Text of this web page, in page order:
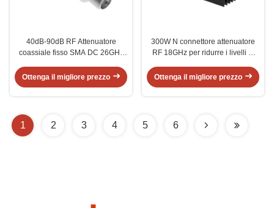
40dB-90dB RF Attenuatore
coassiale fisso SMA DC 26GHz
Ottenga il migliore prezzo
300W N connettore attenuatore
RF 18GHz per ridurre i livelli di
Ottenga il migliore prezzo
1 2 3 4 5 6